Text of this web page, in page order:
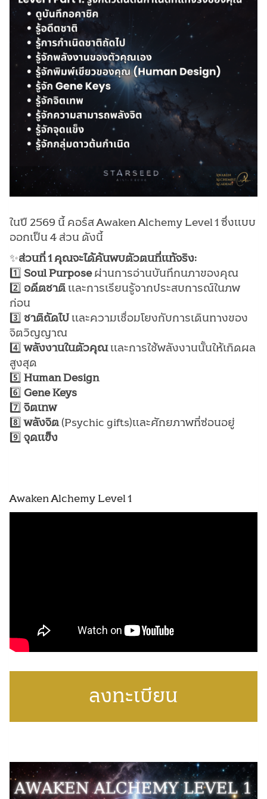
ในปี 2569 นี้ คอร์ส Awaken Alchemy Level 1 ซึ่งแบบ
ออกเป็น 4 ส่วน ดังนี้
✨ส่วนที่ 1 คุณจะได้ค้นพบตัวตนที่แท้จริง:
1️⃣ Soul Purposeผ่านการอ่านบันทึกนภาของคุณ
2️⃣ อดีตชาติและการเรียนรู้จากประสบการณ์ในภพ
ก่อน
3️⃣ ชาติถัดไป และความเชื่อมโยงกับการเดินทางของ
จิตวิญญาณ
4️⃣พลังงานในตัวคุณและการใช้พลังงานนั้นให้เกิดผล
สูงสุด
5️⃣ Human Design
6️⃣ Gene Keys
7️⃣จิตเทพ
8️⃣พลังจิต(Psychic gifts)และศักยภาพที่ซ่อนอยู่
9️⃣จุดแข็ง
Awaken Alchemy Level 1
ลงทะเบียน